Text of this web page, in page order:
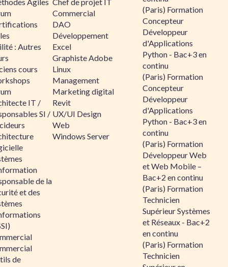
: Autres
cours
IT /
SI /
de la
et des
de
Commercial
DAO
Développement
Excel
Graphiste Adobe
Linux
Management
Marketing digital
Revit
UX/UI Design
Web
Windows Server
(Paris) Formation
Concepteur
Développeur
d'Applications
Python - Bac+3 en
continu
(Paris) Formation
Concepteur
Développeur
d'Applications
Python - Bac+3 en
continu
(Paris) Formation
Développeur Web
et Web Mobile –
Bac+2 en continu
(Paris) Formation
Technicien
Supérieur Systèmes
et Réseaux - Bac+2
en continu
(Paris) Formation
Technicien